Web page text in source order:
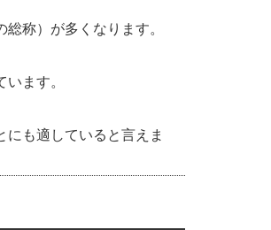
称）が多くなります。
ます。
も適していると言えま